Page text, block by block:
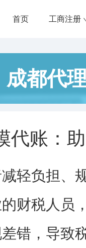
首页 工商注册
成都代
代账：
轻负担、
财税人员
错，导致